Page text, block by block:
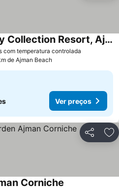
com temperatura controlada
Ajman Saray, a Luxury Collection Resort, Ajman
de Ajman Beach
Ver preços
Partilhar
Corniche